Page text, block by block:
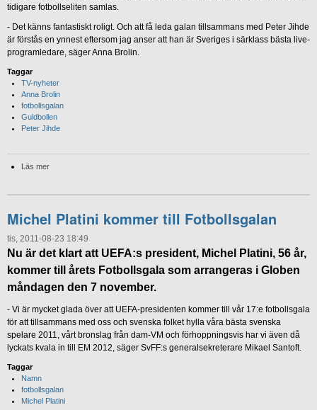
tidigare fotbollseliten samlas.
- Det känns fantastiskt roligt. Och att få leda galan tillsammans med Peter Jihde
är förstås en ynnest eftersom jag anser att han är Sveriges i särklass bästa live-
programledare, säger Anna Brolin.
Taggar
TV-nyheter
Anna Brolin
fotbollsgalan
Guldbollen
Peter Jihde
Läs mer
Michel Platini kommer till Fotbollsgalan
tis, 2011-08-23 18:49
Nu är det klart att UEFA:s president, Michel Platini, 56 år,
kommer till årets Fotbollsgala som arrangeras i Globen
måndagen den 7 november.
- Vi är mycket glada över att UEFA-presidenten kommer till vår 17:e fotbollsgala
för att tillsammans med oss och svenska folket hylla våra bästa svenska
spelare 2011, vårt bronslag från dam-VM och förhoppningsvis har vi även då
lyckats kvala in till EM 2012, säger SvFF:s generalsekreterare Mikael Santoft.
Taggar
Namn
fotbollsgalan
Michel Platini